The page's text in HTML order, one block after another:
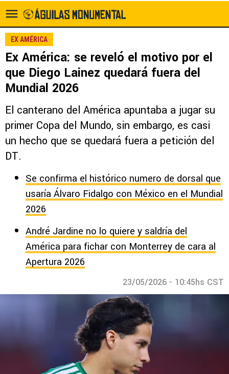
EX AMÉRICA
Ex América: se reveló el motivo por el
que Diego Lainez quedará fuera del
Mundial 2026
El canterano del América apuntaba a jugar su
primer Copa del Mundo, sin embargo, es casi
un hecho que se quedará fuera a petición del
DT.
Se confirma el histórico numero de dorsal que
usaría Álvaro Fidalgo con México en el Mundial
2026
André Jardine no lo quiere y saldría del
América para fichar con Monterrey de cara al
Apertura 2026
23/05/2026 - 10:45hs CST